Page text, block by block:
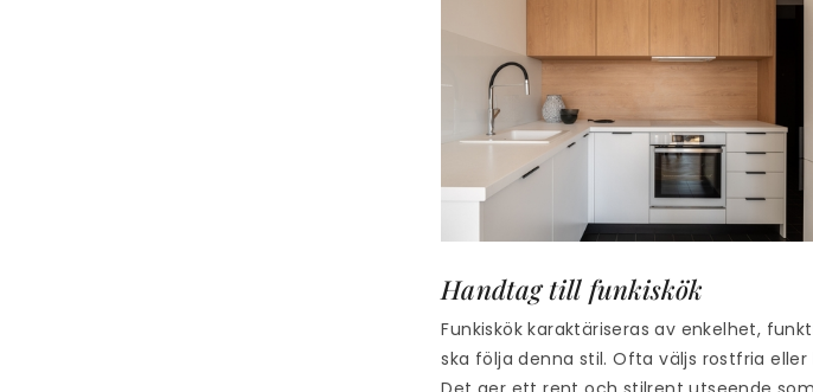
Handtag till funkiskök
Funkiskök karaktäriseras av enkelhet,
ska följa denna stil. Ofta väljs rostfria